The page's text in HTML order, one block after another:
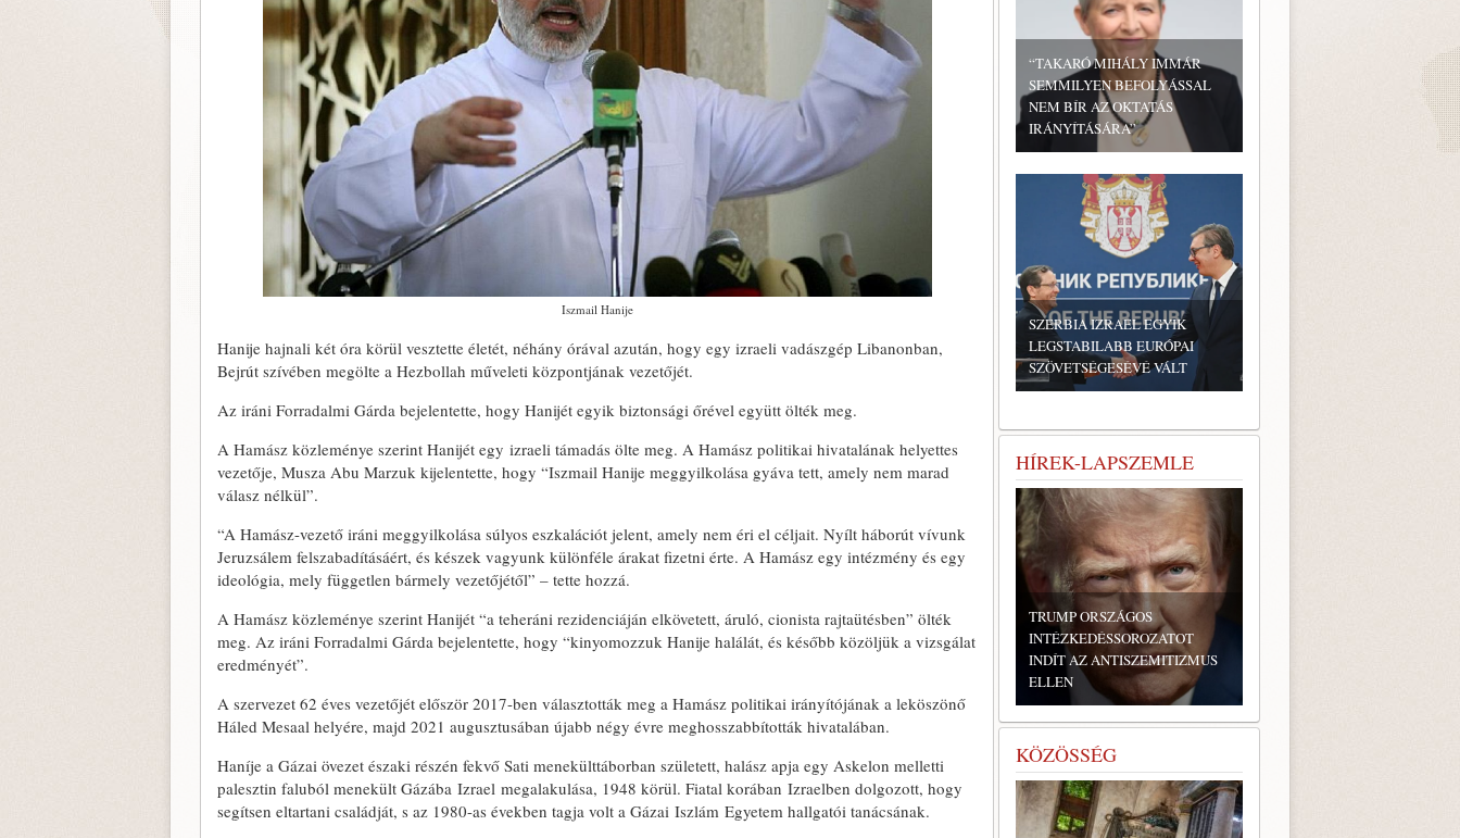
Iszmail Hanije
Hanije hajnali két óra körül vesztette életét, néhány órával azután, hogy egy izraeli vadászgép Libanonban,
Bejrút szívében megölte a Hezbollah műveleti központjának vezetőjét.
Az iráni Forradalmi Gárda bejelentette, hogy Hanijét egyik biztonsági őrével együtt ölték meg.
A Hamász közleménye szerint Hanijét egy izraeli támadás ölte meg. A Hamász politikai hivatalának helyettes
vezetője, Musza Abu Marzuk kijelentette, hogy “Iszmail Hanije meggyilkolása gyáva tett, amely nem marad
válasz nélkül”.
“A Hamász-vezető iráni meggyilkolása súlyos eszkalációt jelent, amely nem éri el céljait. Nyílt háborút vívunk
Jeruzsálem felszabadításáért, és készek vagyunk különféle árakat fizetni érte. A Hamász egy intézmény és egy
ideológia, mely független bármely vezetőjétől” – tette hozzá.
A Hamász közleménye szerint Hanijét “a teheráni rezidenciáján elkövetett, áruló, cionista rajtaütésben” ölték
meg. Az iráni Forradalmi Gárda bejelentette, hogy “kinyomozzuk Hanije halálát, és később közöljük a vizsgálat
eredményét”.
A szervezet 62 éves vezetőjét először 2017-ben választották meg a Hamász politikai irányítójának a leköszönő
Háled Mesaal helyére, majd 2021 augusztusában újabb négy évre meghosszabbították hivatalában.
Haníje a Gázai övezet északi részén fekvő Sati menekülttáborban született, halász apja egy Askelon melletti
palesztin faluból menekült Gázába Izrael megalakulása, 1948 körül. Fiatal korában Izraelben dolgozott, hogy
segítsen eltartani családját, s az 1980-as években tagja volt a Gázai Iszlám Egyetem hallgatói tanácsának.
“TAKARÓ MIHÁLY IMMÁR
SEMMILYEN BEFOLYÁSSAL
NEM BÍR AZ OKTATÁS
IRÁNYÍTÁSÁRA”
SZERBIA IZRAEL EGYIK
LEGSTABILABB EURÓPAI
SZÖVETSÉGESÉVÉ VÁLT
HÍREK-LAPSZEMLE
TRUMP ORSZÁGOS
INTÉZKEDÉSSOROZATOT
INDÍT AZ ANTISZEMITIZMUS
ELLEN
KÖZÖSSÉG